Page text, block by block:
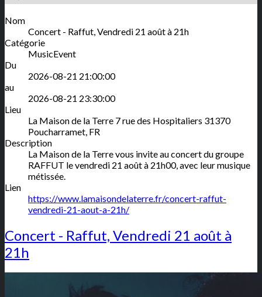
Nom
Concert - Raffut, Vendredi 21 août à 21h
Catégorie
MusicEvent
Du
2026-08-21 21:00:00
au
2026-08-21 23:30:00
Lieu
La Maison de la Terre 7 rue des Hospitaliers 31370
Poucharramet, FR
Description
La Maison de la Terre vous invite au concert du groupe
RAFFUT le vendredi 21 août à 21h00, avec leur musique
métissée.
Lien
https://www.lamaisondelaterre.fr/concert-raffut-
vendredi-21-aout-a-21h/
Concert - Raffut, Vendredi 21 août à
21h